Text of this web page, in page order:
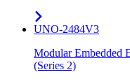
UNO-2484V3
Modular
(Series 2)